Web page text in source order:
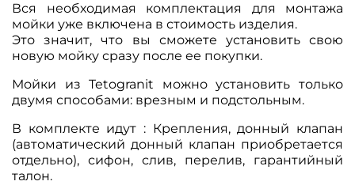
Вся необходимая комплектация для монтажа
мойки уже включена в стоимость изделия.
Это значит, что вы сможете установить свою
новую мойку сразу после ее покупки.
Мойки из Tetogranit можно установить только
двумя способами: врезным и подстольным.
В комплекте идут : Крепления, донный клапан
(автоматический донный клапан приобретается
отдельно), сифон, слив, перелив, гарантийный
талон.